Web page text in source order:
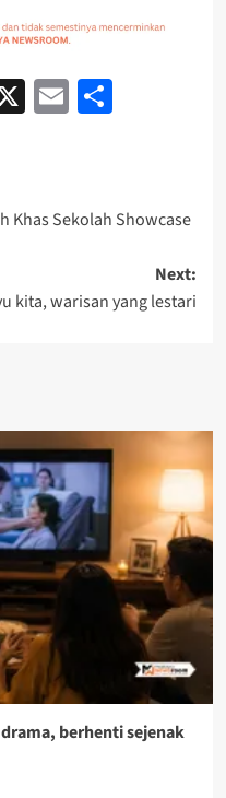
X EmailShare
Khas Sekolah Showcase
Next:
kita, warisan yang lestari
berhenti sejenak